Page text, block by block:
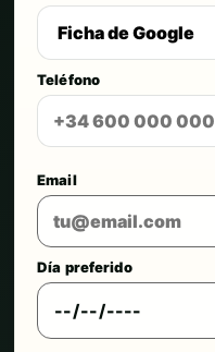
Teléfono
Email
Día preferido